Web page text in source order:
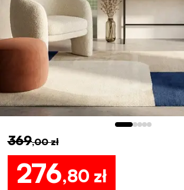
369,00 zł
276,80 zł